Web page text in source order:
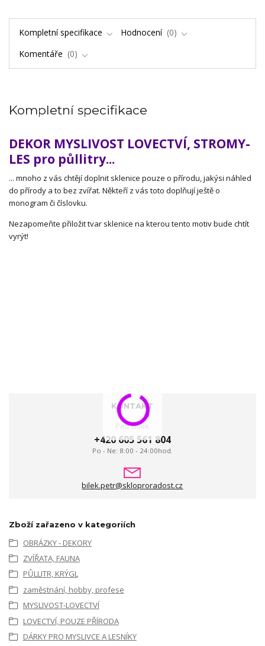
Kompletní specifikace Hodnocení
0
Komentáře
0
Kompletní specifikace
DEKOR MYSLIVOST LOVECTVÍ, STROMY-
LES pro půllitry...
... mnoho z vás chtějí doplnit sklenice pouze o přírodu, jakýsi náhled
do přírody a to bez zvířat. Někteří z vás toto doplňují ještě o
monogram či číslovku.
Nezapomeňte přiložit tvar sklenice na kterou tento motiv bude chtít
vyrýt!
KONTAKT
Petr Bílek
+420 605 561 804
Po - Ne: 8:00 - 24:00hod.
bilek.petr@skloproradost.cz
Zboží zařazeno v kategoriích
OBRÁZKY - DEKORY
ZVÍŘATA, FAUNA
PŮLLITR, KRÝGL
zaměstnání, hobby, profese
MYSLIVOST-LOVECTVÍ
LOVECTVÍ, POUZE PŘÍRODA
DÁRKY PRO MYSLIVCE A LESNÍKY